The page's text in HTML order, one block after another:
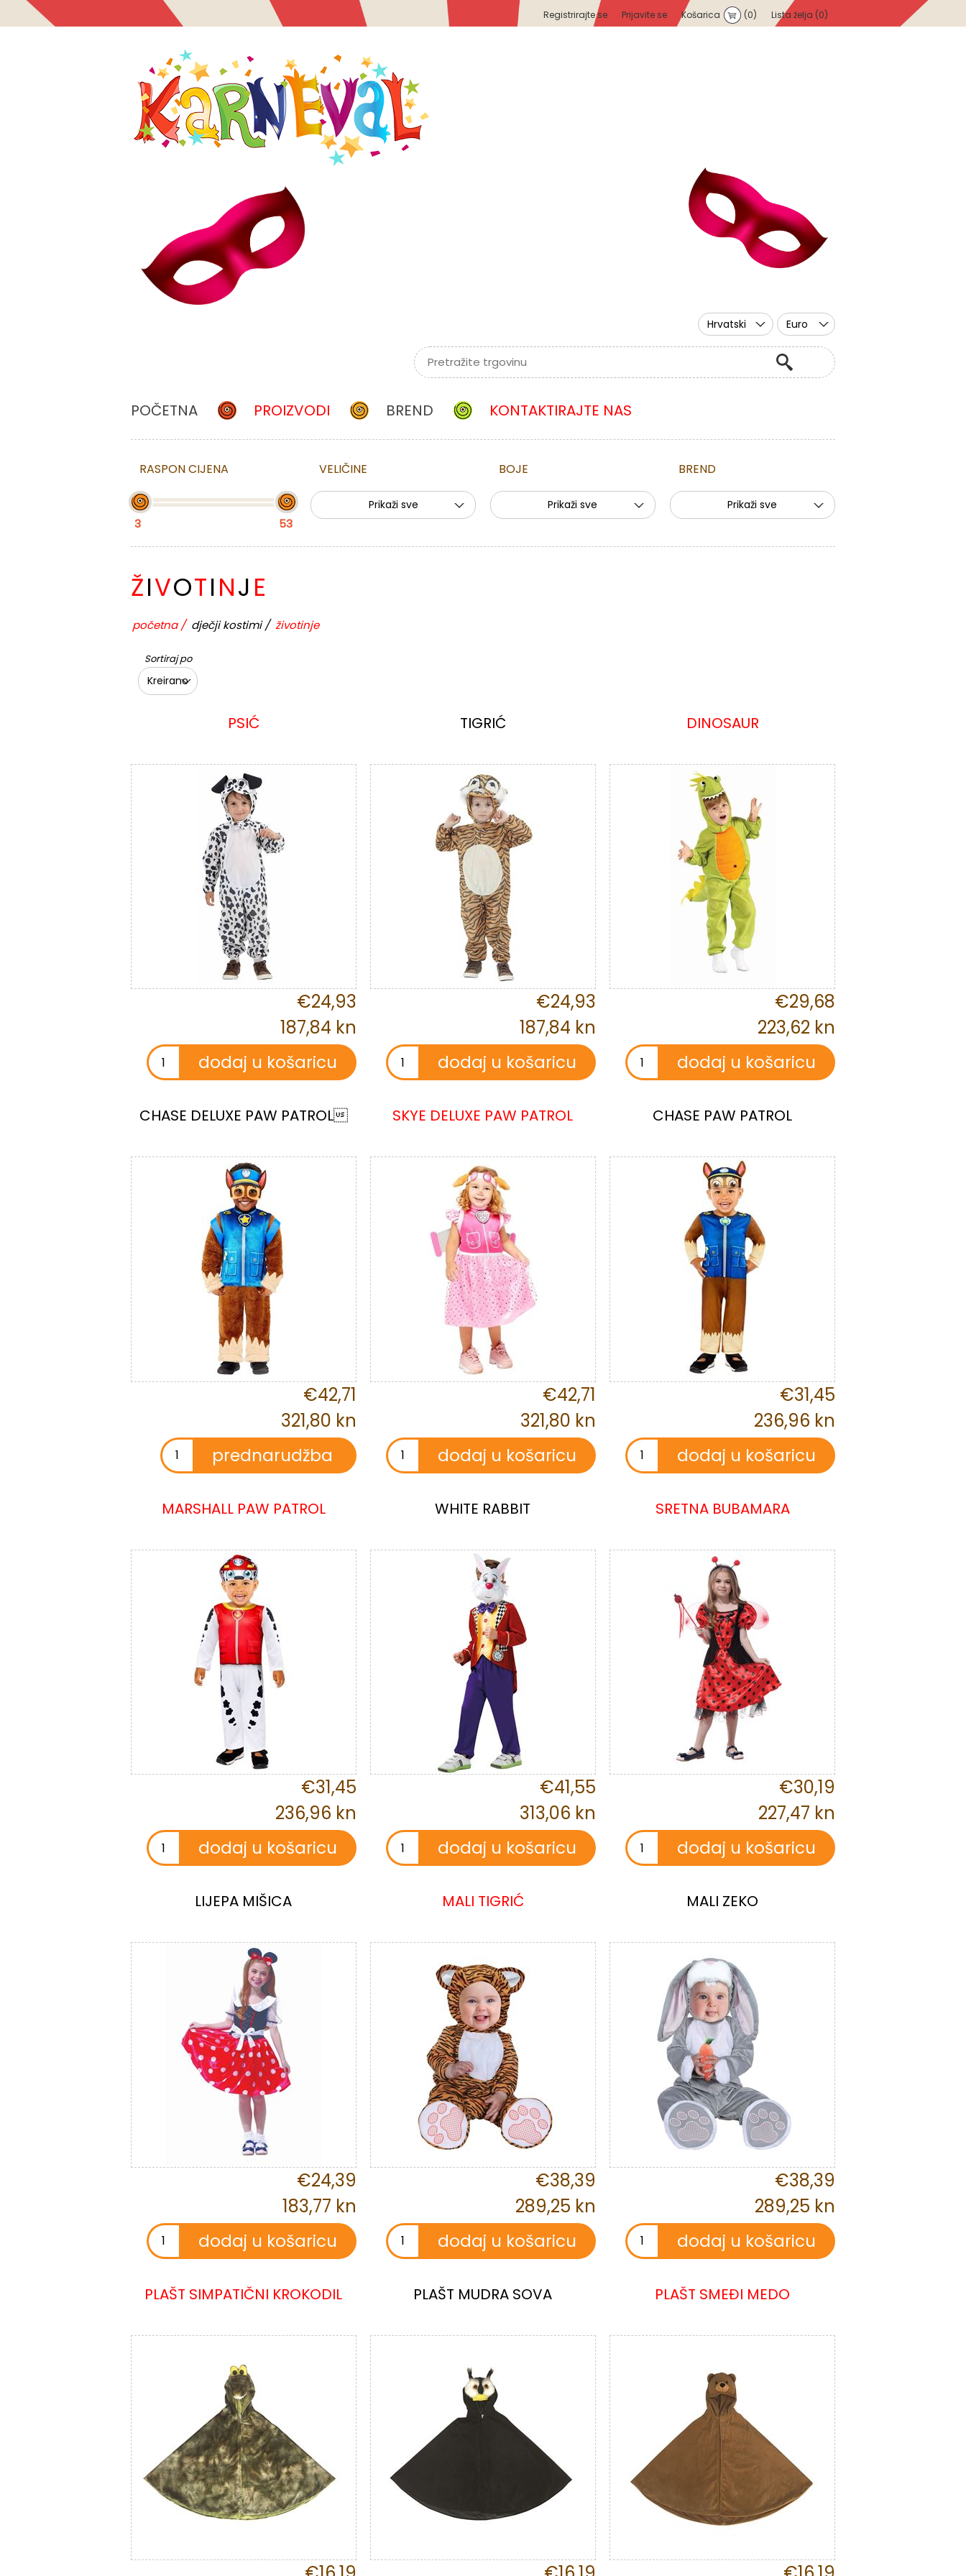
Registrirajte se Prijavite se Košarica (0) Lista želja (0)
Euro
Hrvatski
POČETNA PROIZVODI BREND KONTAKTIRAJTE NAS
RASPON CIJENA
3 53
VELIČINE
Prikaži sve
BOJE
Prikaži sve
BREND
Prikaži sve
ŽIVOTINJE
početna / dječji kostimi / životinje
Sortiraj po
Kreirano
PSIĆ
€24,93
187,84 kn
TIGRIĆ
€24,93
187,84 kn
DINOSAUR
€29,68
223,62 kn
CHASE DELUXE PAW PATROL
€42,71
321,80 kn
SKYE DELUXE PAW PATROL
€42,71
321,80 kn
CHASE PAW PATROL
€31,45
236,96 kn
MARSHALL PAW PATROL
€31,45
236,96 kn
WHITE RABBIT
€41,55
313,06 kn
SRETNA BUBAMARA
€30,19
227,47 kn
LIJEPA MIŠICA
€24,39
183,77 kn
MALI TIGRIĆ
€38,39
289,25 kn
MALI ZEKO
€38,39
289,25 kn
PLAŠT SIMPATIČNI KROKODIL PLAŠT MUDRA SOVA PLAŠT SMEĐI MEDO